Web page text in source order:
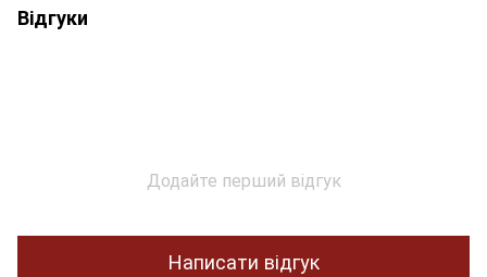
Відгуки
Додайте перший відгук
Написати відгук